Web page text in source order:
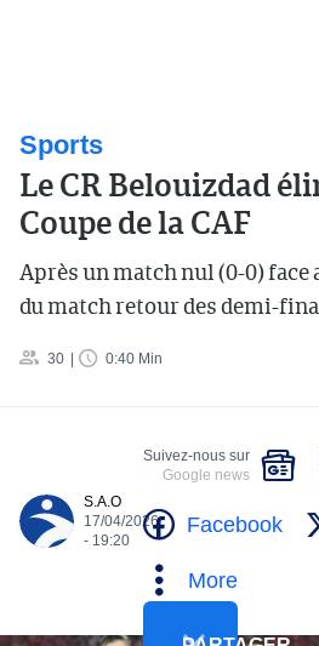
Sports
Le CR Belouizdad
Coupe de la CAF
Après un match nul (0-0) face
du match retour des demi-
30 0:40 Min
S.A.O
17/04/2026
- 19:20
Suivez-nous sur
Google news
Facebook
More